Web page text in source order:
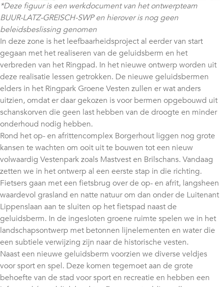
*Deze figuur is een werkdocument van het ontwerpteam
BUUR-LATZ-GREISCH-SWP en hierover is nog geen
beleidsbeslissing genomen
In deze zone is het leefbaarheidsproject al eerder van start
gegaan met het realiseren van de geluidsberm en het
verbreden van het Ringpad. In het nieuwe ontwerp worden uit
deze realisatie lessen getrokken. De nieuwe geluidsbermen
elders in het Ringpark Groene Vesten zullen er wat anders
uitzien, omdat er daar gekozen is voor bermen opgebouwd uit
schanskorven die geen last hebben van de droogte en minder
onderhoud nodig hebben.
Rond het op- en afrittencomplex Borgerhout liggen nog grote
kansen te wachten om ooit uit te bouwen tot een nieuw
volwaardig Vestenpark zoals Mastvest en Brilschans. Vandaag
zetten we in het ontwerp al een eerste stap in die richting.
Fietsers gaan met een fietsbrug over de op- en afrit, langsheen
waardevol grasland en natte natuur om dan onder de Luitenant
Lippenslaan aan te sluiten op het fietspad naast de
geluidsberm. In de ingesloten groene ruimte spelen we in het
landschapsontwerp met betonnen lijnelementen en water die
een subtiele verwijzing zijn naar de historische vesten.
Naast een nieuwe geluidsberm voorzien we diverse veldjes
voor sport en spel. Deze komen tegemoet aan de grote
behoefte van de stad voor sport en recreatie en hebben een